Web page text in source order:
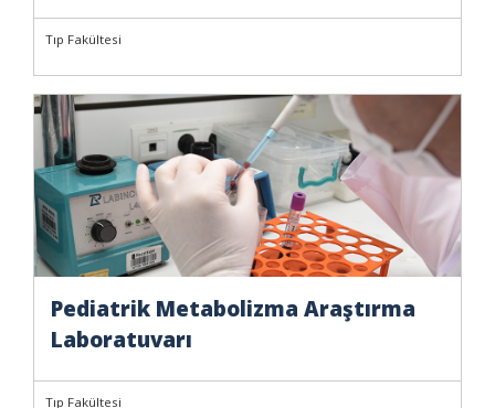
Tıp Fakültesi
Pediatrik Metabolizma Araştırma
Laboratuvarı
Tıp Fakültesi